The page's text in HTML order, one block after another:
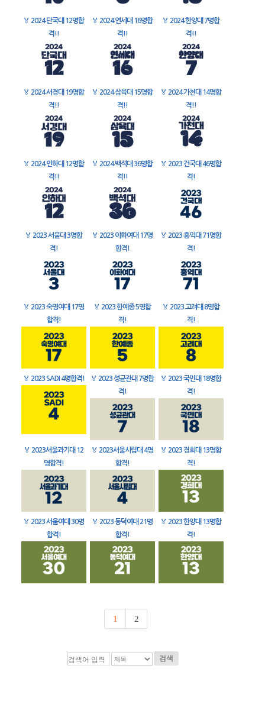
🏅 2024 단국대 12명합
격!!
🏅 2024 연세대 16명합
격!!
🏅 2024 한양대 7명합
격!!
🏅 2024 서경대 19명합
격!!
🏅 2024 삼육대 15명합
격!!
🏅 2024 가천대 14명합
격!!
🏅 2024 인하대 12명합
격!!
🏅 2024 백석대 36명합
격!!
🏅 2023 건국대 46명합
격!
🏅 2023 서울대 3명합
격!
🏅 2023 이화여대 17명
합격!
🏅 2023 홍익대 71명합
격!
🏅 2023 숙명여대 17명
합격!
🏅 2023 한예종 5명합
격!
🏅 2023 고려대 8명합
격!
🏅 2023 SADI 4명합격! 🏅 2023 성균관대 7명합
격!
🏅 2023 국민대 18명합
격!
🏅 2023서울과기대 12
명합격!
🏅 2023서울시립대 4명
합격!
🏅 2023 경희대 13명합
격!
🏅 2023 서울여대 30명
합격!
🏅 2023 동덕여대 21명
합격!
🏅 2023 한양대 13명합
격!
1 2
검색